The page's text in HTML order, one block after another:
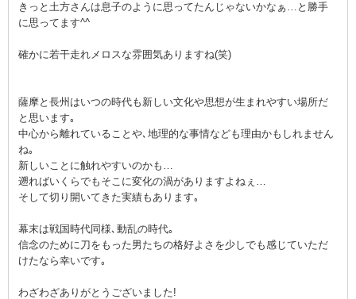
きっと土方さんは息子のように思ってたんじゃないかなぁ…と勝手
に思ってます^^
確かに若干走れメロスな雰囲気ありますね(笑)
薩摩と長州はいつの時代も新しい文化や思想が生まれやすい場所だ
と思います｡
中心から離れていることや､地理的な事情なども理由かもしれません
ね｡
新しいことに触れやすいのかも…
遡ればいくらでもそこに変化の渦がありますよねぇ…
そして切り開いてきた実績もあります｡
幕末は戦国時代同様､動乱の時代｡
信念のために刀をもった男たちの格好よさを少しでも感じていただ
けたなら幸いです｡
わざわざありがとうございました!